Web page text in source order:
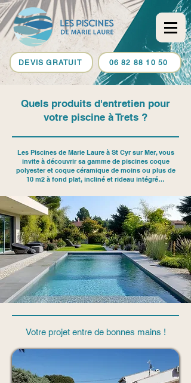
DEVIS GRATUIT 06 82 88 10 50
Quels produits d'entretien pour
votre piscine à Trets ?
Les Piscines de Marie Laure à St Cyr sur Mer, vous
invite à découvrir sa gamme de piscines coque
polyester et coque céramique de moins ou plus de
10 m2 à fond plat, incliné et rideau intégré…
Votre projet entre de bonnes mains !